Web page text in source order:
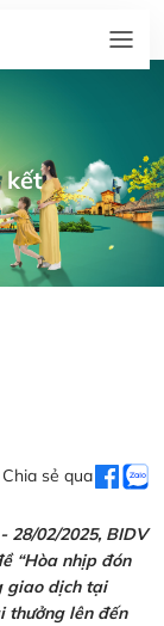
kết
Chia sẻ qua
28/02/2025, BIDV
“Hòa nhịp đón
giao dịch tại
thưởng lên đến